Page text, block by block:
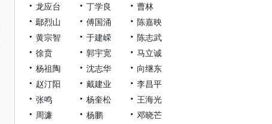
龙应台
丁学良
曹林
鄢烈山
傅国涌
陈嘉映
黄宗智
于建嵘
陈志武
徐贲
郭宇宽
马立诚
杨祖陶
沈志华
向继东
赵汀阳
戴建业
李昌平
张鸣
杨奎松
王海光
周濂
杨鹏
邓晓芒